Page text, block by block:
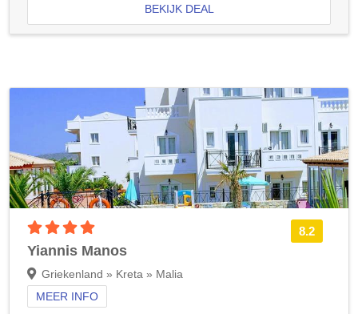
BEKIJK DEAL
8.2
Yiannis Manos
Griekenland » Kreta » Malia
MEER INFO